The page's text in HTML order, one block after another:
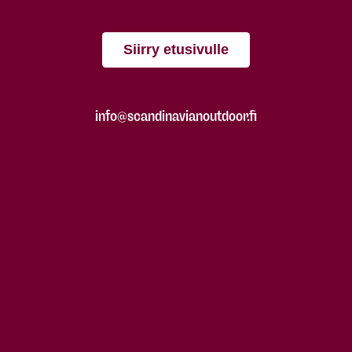
Siirry etusivulle
info@scandinavianoutdoor.fi